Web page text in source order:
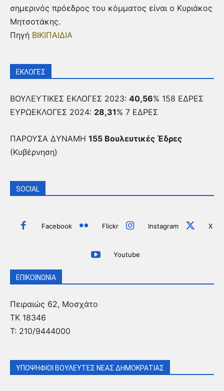
σημερινός πρόεδρος του κόμματος είναι ο Κυριάκος
Μητσοτάκης.
Πηγή ΒΙΚΙΠΑΙΔΙΑ
ΕΚΛΟΓΕΣ
ΒΟΥΛΕΥΤΙΚΕΣ ΕΚΛΟΓΕΣ 2023: 40,56% 158 ΕΔΡΕΣ
ΕΥΡΩΕΚΛΟΓΕΣ 2024: 28,31% 7 ΕΔΡΕΣ
ΠΑΡΟΥΣΑ ΔΥΝΑΜΗ 155 Βουλευτικές Έδρες
(Κυβέρνηση)
SOCIAL
Facebook Flickr Instagram X
Youtube
ΕΠΙΚΟΙΝΩΝΙΑ
Πειραιώς 62, Μοσχάτο
ΤΚ 18346
Τ: 210/9444000
ΥΠΟΨΗΦΙΟΙ ΒΟΥΛΕΥΤΕΣ ΝΕΑΣ ΔΗΜΟΚΡΑΤΙΑΣ